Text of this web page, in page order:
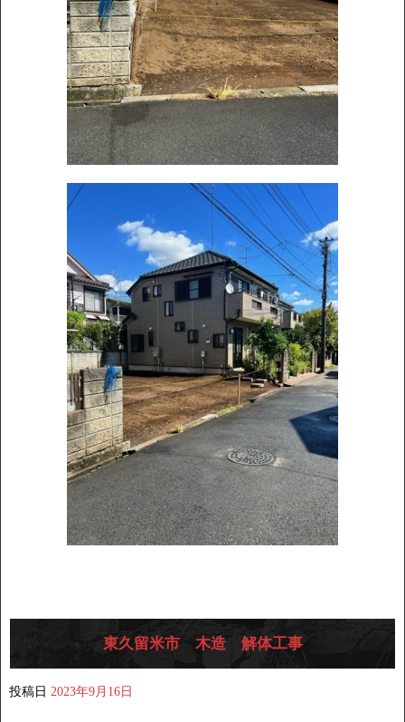
東久留米市 木造 解体工事
投稿日 2023年9月16日